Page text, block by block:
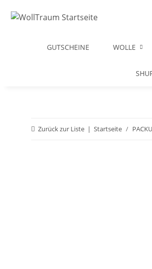
GUTSCHEINE WOLLE
Zurück zur Liste Startseite